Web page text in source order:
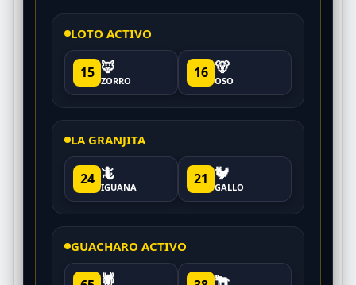
LOTO ACTIVO
15 🦊
ZORRO 16 🐻
OSO
LA GRANJITA
24 🦎
IGUANA 21 🐓
GALLO
GUACHARO ACTIVO
🕷️ 🐃